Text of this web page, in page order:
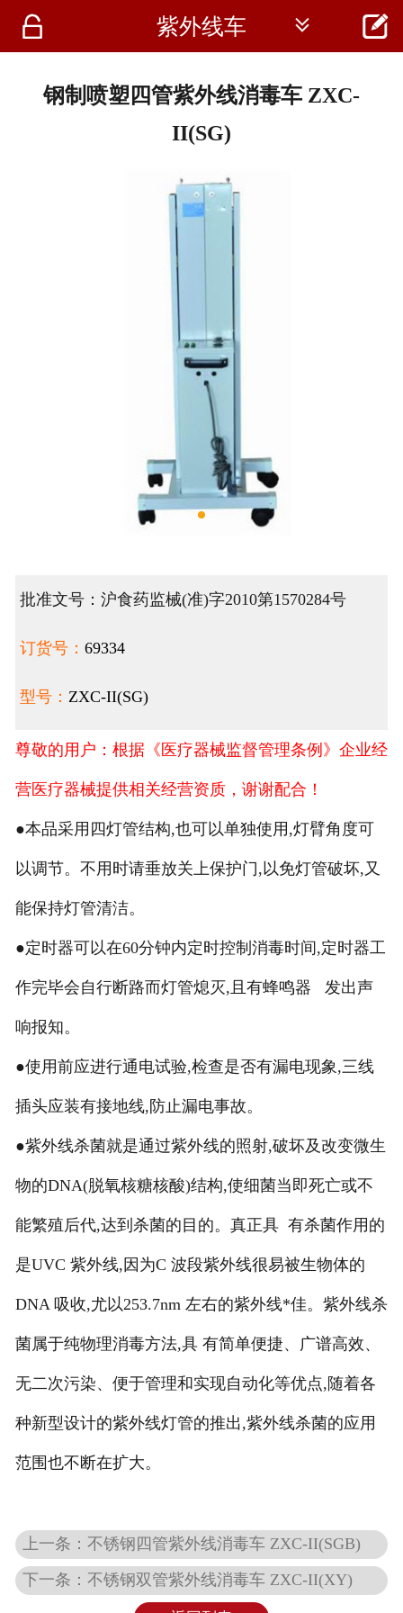
 首页
 紫外线车  
钢制喷塑四管紫外线消毒车 ZXC-
II(SG)
批准文号：沪食药监械(准)字2010第1570284号
订货号： 69334
型号： ZXC-II(SG)
尊敬的用户：根据《医疗器械监督管理条例》企业经
营医疗器械提供相关经营资质，谢谢配合！
●本品采用四灯管结构,也可以单独使用,灯臂角度可
以调节。不用时请垂放关上保护门,以免灯管破坏,又
能保持灯管清洁。
●定时器可以在60分钟内定时控制消毒时间,定时器工
作完毕会自行断路而灯管熄灭,且有蜂鸣器 发出声
响报知。
●使用前应进行通电试验,检查是否有漏电现象,三线
插头应装有接地线,防止漏电事故。
●紫外线杀菌就是通过紫外线的照射,破坏及改变微生
物的DNA(脱氧核糖核酸)结构,使细菌当即死亡或不
能繁殖后代,达到杀菌的目的。真正具 有杀菌作用的
是UVC 紫外线,因为C 波段紫外线很易被生物体的
DNA 吸收,尤以253.7nm 左右的紫外线*佳。紫外线杀
菌属于纯物理消毒方法,具 有简单便捷、广谱高效、
无二次污染、便于管理和实现自动化等优点,随着各
种新型设计的紫外线灯管的推出,紫外线杀菌的应用
范围也不断在扩大。
上一条：不锈钢四管紫外线消毒车 ZXC-II(SGB)
下一条：不锈钢双管紫外线消毒车 ZXC-II(XY)